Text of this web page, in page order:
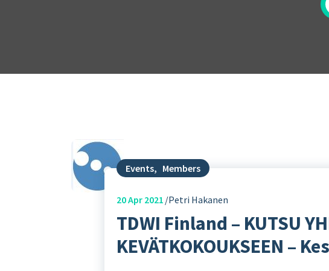
Events, Members
20Apr 2021 Petri Hakanen
TDWI Finland – KUTSU
KEVÄTKOKOUKSEEN –